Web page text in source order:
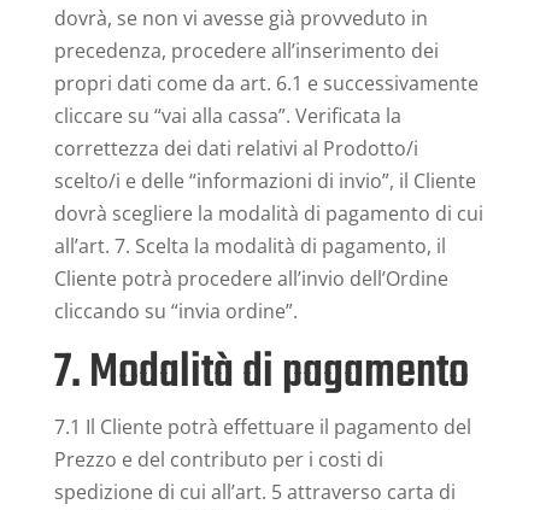
dovrà, se non vi avesse già provveduto in
precedenza, procedere all’inserimento dei
propri dati come da art. 6.1 e successivamente
cliccare su “vai alla cassa”. Verificata la
correttezza dei dati relativi al Prodotto/i
scelto/i e delle “informazioni di invio”, il Cliente
dovrà scegliere la modalità di pagamento di cui
all’art. 7. Scelta la modalità di pagamento, il
Cliente potrà procedere all’invio dell’Ordine
cliccando su “invia ordine”.
7. Modalità di pagamento
7.1 Il Cliente potrà effettuare il pagamento del
Prezzo e del contributo per i costi di
spedizione di cui all’art. 5 attraverso carta di